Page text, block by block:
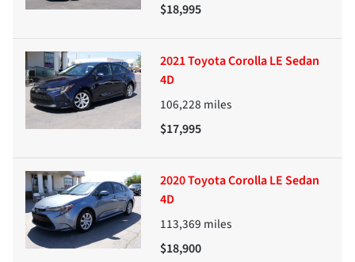
$18,995
2021 Toyota Corolla LE Sedan
4D
106,228 miles
$17,995
2020 Toyota Corolla LE Sedan
4D
113,369 miles
$18,900